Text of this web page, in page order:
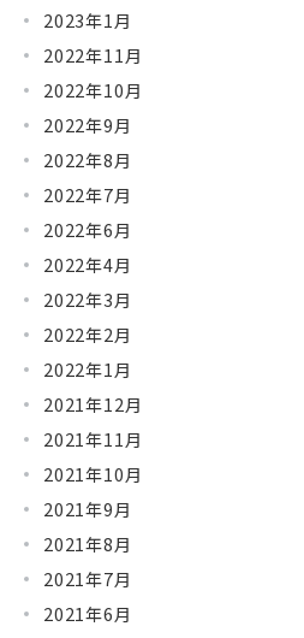
2023年1月
2022年11月
2022年10月
2022年9月
2022年8月
2022年7月
2022年6月
2022年4月
2022年3月
2022年2月
2022年1月
2021年12月
2021年11月
2021年10月
2021年9月
2021年8月
2021年7月
2021年6月